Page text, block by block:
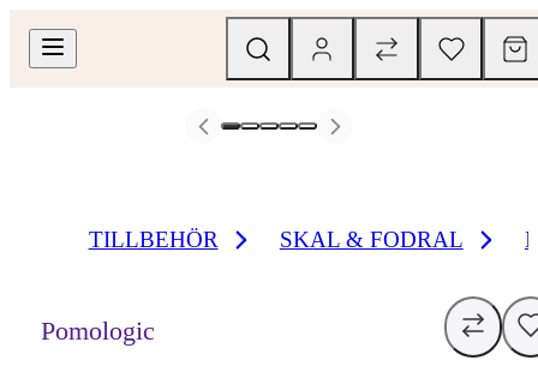
TILLBEHÖR SKAL & FODRAL
Pomologic